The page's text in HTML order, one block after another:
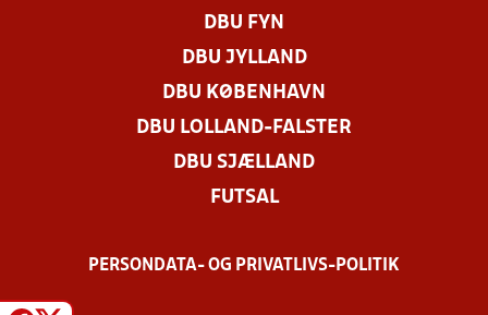
DBU FYN
DBU JYLLAND
DBU KØBENHAVN
DBU LOLLAND-FALSTER
DBU SJÆLLAND
FUTSAL
PERSONDATA- OG PRIVATLIVS-POLITIK